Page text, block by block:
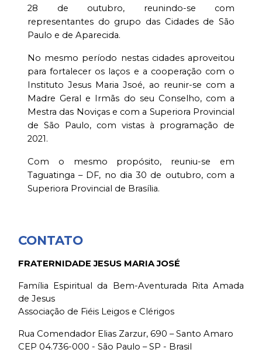
28 de outubro, reunindo-se com
representantes do grupo das Cidades de São
Paulo e de Aparecida.
No mesmo período nestas cidades aproveitou
para fortalecer os laços e a cooperação com o
Instituto Jesus Maria Jsoé, ao reunir-se com a
Madre Geral e Irmãs do seu Conselho, com a
Mestra das Noviças e com a Superiora Provincial
de São Paulo, com vistas à programação de
2021.
Com o mesmo propósito, reuniu-se em
Taguatinga – DF, no dia 30 de outubro, com a
Superiora Provincial de Brasília.
CONTATO
FRATERNIDADE JESUS MARIA JOSÉ
Família Espiritual da Bem-Aventurada Rita Amada
de Jesus
Associação de Fiéis Leigos e Clérigos
Rua Comendador Elias Zarzur, 690 – Santo Amaro
CEP 04.736-000 - São Paulo – SP - Brasil